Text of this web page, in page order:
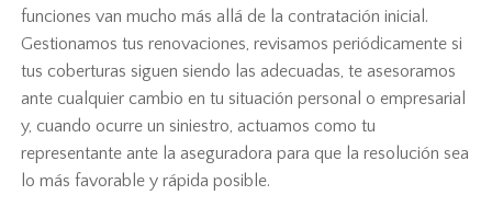
funciones van mucho más allá de la contratación inicial.
Gestionamos tus renovaciones, revisamos periódicamente si
tus coberturas siguen siendo las adecuadas, te asesoramos
ante cualquier cambio en tu situación personal o empresarial
y, cuando ocurre un siniestro, actuamos como tu
representante ante la aseguradora para que la resolución sea
lo más favorable y rápida posible.